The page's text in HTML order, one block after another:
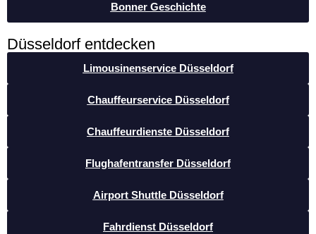
Bonner Geschichte
Düsseldorf entdecken
Limousinenservice Düsseldorf
Chauffeurservice Düsseldorf
Chauffeurdienste Düsseldorf
Flughafentransfer Düsseldorf
Airport Shuttle Düsseldorf
Fahrdienst Düsseldorf